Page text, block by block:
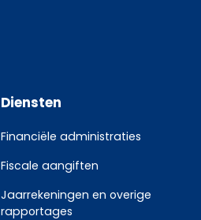
Diensten
Financiële administraties
Fiscale aangiften
Jaarrekeningen en overige
rapportages